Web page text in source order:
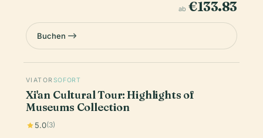
ab €133.83
Buchen
VIATOR SOFORT
Xi'an Cultural Tour: Highlights of
Museums Collection
5.0(3)